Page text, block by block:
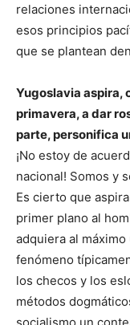
relaciones
esos principios
que se plantean
Yugoslavia aspira,
primavera, a dar
parte, personifica
¡No estoy de
nacional! Somos y
Es cierto que
primer plano al
adquiera al
fenómeno
los checos y los
métodos